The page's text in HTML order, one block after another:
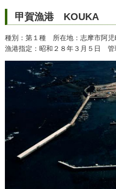
甲賀漁港 KOUKA
種別：第１種 所在地：志摩市阿児
漁港指定：昭和２８年３月５日 管